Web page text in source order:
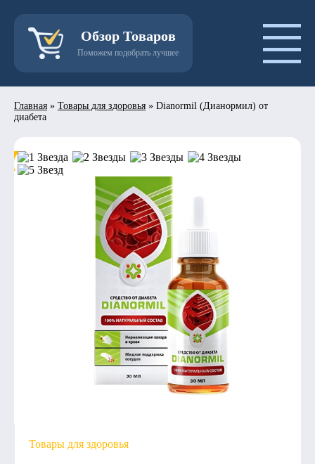
Обзор Товаров
Поможем подобрать лучшее
Главная » Товары для здоровья » Dianormil (Дианормил) от
диабета
- 50%
Товары для здоровья